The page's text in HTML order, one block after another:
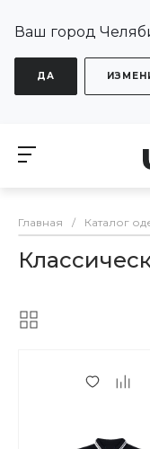
Ваш город
ДА
Главная / Каталог